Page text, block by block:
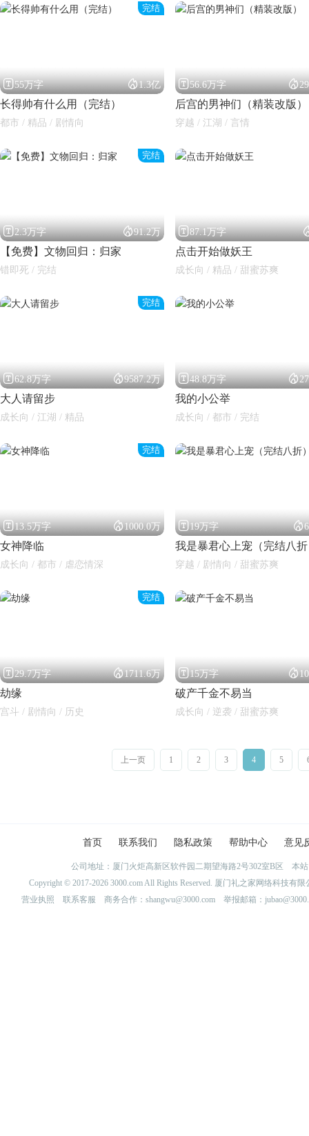
完结
55万字 1.3亿
长得帅有什么用（完结）
都市 / 精品 / 剧情向
56.6万字 
后宫的男神们（精装改版）
穿越 / 江湖 / 言情
完结
2.3万字 91.2万
【免费】文物回归：归家
错即死 / 完结
87.1万字
点击开始做妖王
成长向 / 精品 / 甜蜜苏爽
完结
62.8万字 9587.2万
大人请留步
成长向 / 江湖 / 精品
48.8万字 
我的小公举
成长向 / 都市 / 完结
完结
13.5万字 1000.0万
女神降临
成长向 / 都市 / 虐恋情深
19万字 
我是暴君心上宠（完结八
穿越 / 剧情向 / 甜蜜苏爽
完结
29.7万字 1711.6万
劫缘
宫斗 / 剧情向 / 历史
15万字 
破产千金不易当
成长向 / 逆袭 / 甜蜜苏爽
上一页 1 2 3 4 5
首页 联系我们 隐私政策 帮助中心 意见
公司地址：厦门火炬高新区软件园二期望海路2号302室B区 本
Copyright © 2017-2026 3000.com All Rights Reserved. 厦门礼之家网络科技
营业执照
联系客服 商务合作：shangwu@3000.com 举报邮箱：